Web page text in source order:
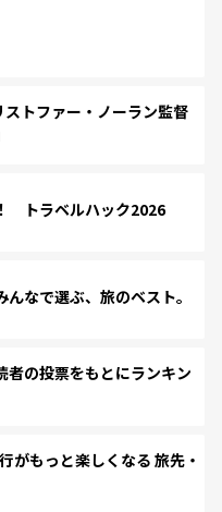
トファー・ノーラン監督
トラベルハック2026
なで選ぶ、旅のベスト。
の投票をもとにランキン
もっと楽しくなる 旅先・